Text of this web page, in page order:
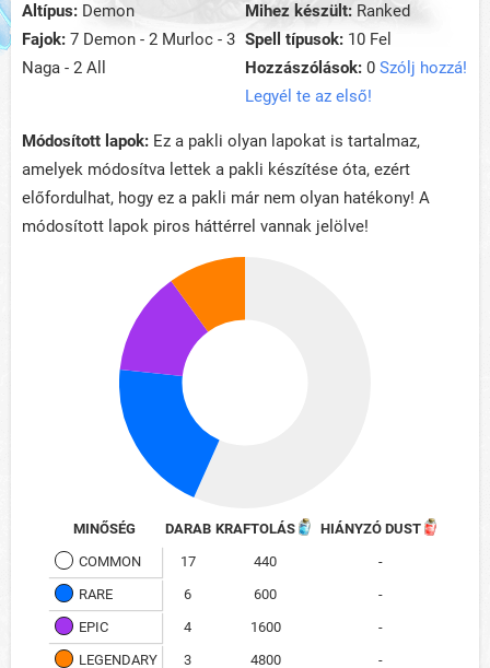
Altípus: Demon Mihez készült: Ranked
Fajok: 7 Demon - 2 Murloc - 3
Naga - 2 All
Spell típusok: 10 Fel
Hozzászólások: 0 Szólj hozzá!
Legyél te az első!
Módosított lapok: Ez a pakli olyan lapokat is tartalmaz,
amelyek módosítva lettek a pakli készítése óta, ezért
előfordulhat, hogy ez a pakli már nem olyan hatékony! A
módosított lapok piros háttérrel vannak jelölve!
MINŐSÉG DARAB KRAFTOLÁS
HIÁNYZÓ DUST
COMMON
17 440
-
RARE
6 600
-
EPIC
4 1600
-
LEGENDARY
3 4800
-